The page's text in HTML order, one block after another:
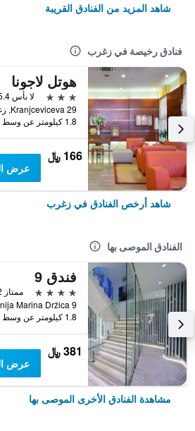
شاهد المزيد من الفنادق القريبة
فنادق رخيصة في زغرب
هوتل لاجونا
3 نجوم
لا بأس 5.4
1.8 كيلومتر عن وسط المدينة
166 ﷼
عرض
شاهد أرخص الفنادق في زغرب
الفنادق الموصى بها
فندق 9
4 نجوم
ممتاز 9.2
1.8 كيلومتر عن وسط المدينة
381 ﷼
عرض
مشاهدة الفنادق الأخرى الموصى بها